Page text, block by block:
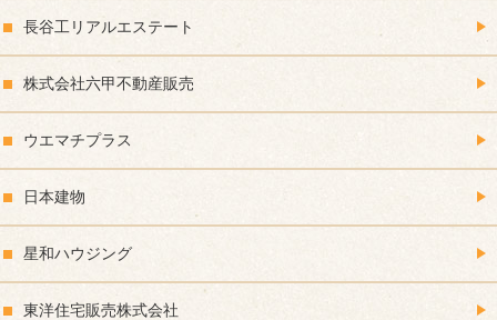
長谷工リアルエステート
株式会社六甲不動産販売
ウエマチプラス
日本建物
星和ハウジング
東洋住宅販売株式会社